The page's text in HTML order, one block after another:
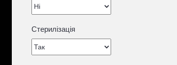
Стерилізація